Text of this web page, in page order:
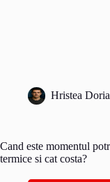
Hristea
Cand este momentul
termice si cat costa?